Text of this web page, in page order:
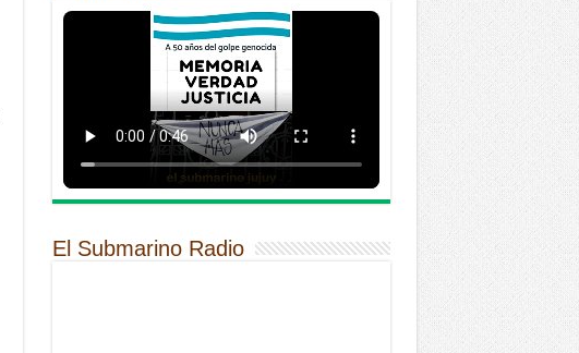
El Submarino Radio